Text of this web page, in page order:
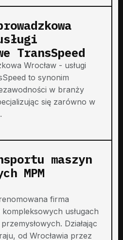
TransSpeed
Wrocław - usługi
to synonim
w branży
się zarówno w
maszyn
MPM
firma
usługach
Działając
od Wrocławia przez